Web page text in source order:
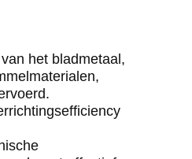
het bladmetaal,